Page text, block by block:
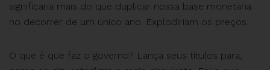
significaria mais do que duplicar nossa base monetária
no decorrer de um único ano. Explodiriam os preços.
O que é que faz o governo? Lança seus títulos para,